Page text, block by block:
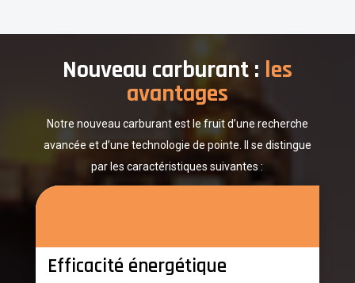
Nouveau carburant : les
avantages
Notre nouveau carburant est le fruit d’une recherche
avancée et d’une technologie de pointe. Il se distingue
par les caractéristiques suivantes :
Efficacité énergétique